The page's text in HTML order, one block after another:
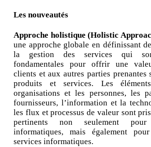
Les nouveautés
Approche holistique (Holistic
une approche globale en définissant
la gestion des services qui
fondamentales pour offrir une
clients et aux autres parties prenantes
produits et services. Les
organisations et les personnes, les
fournisseurs, l’information et la
les flux et processus de valeur sont
pertinents non seulement
informatiques, mais également
services informatiques.